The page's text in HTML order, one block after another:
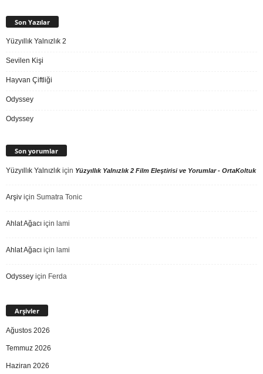
Son Yazılar
Yüzyıllık Yalnızlık 2
Sevilen Kişi
Hayvan Çiftliği
Odyssey
Odyssey
Son yorumlar
Yüzyıllık Yalnızlık için Yüzyıllık Yalnızlık 2 Film Eleştirisi ve Yorumlar - OrtaKoltuk
Arşiv için Sumatra Tonic
Ahlat Ağacı için lami
Ahlat Ağacı için lami
Odyssey için Ferda
Arşivler
Ağustos 2026
Temmuz 2026
Haziran 2026